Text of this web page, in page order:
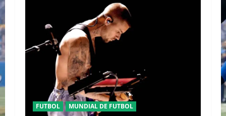
FUTBOL MUNDIAL DE FUTBOL